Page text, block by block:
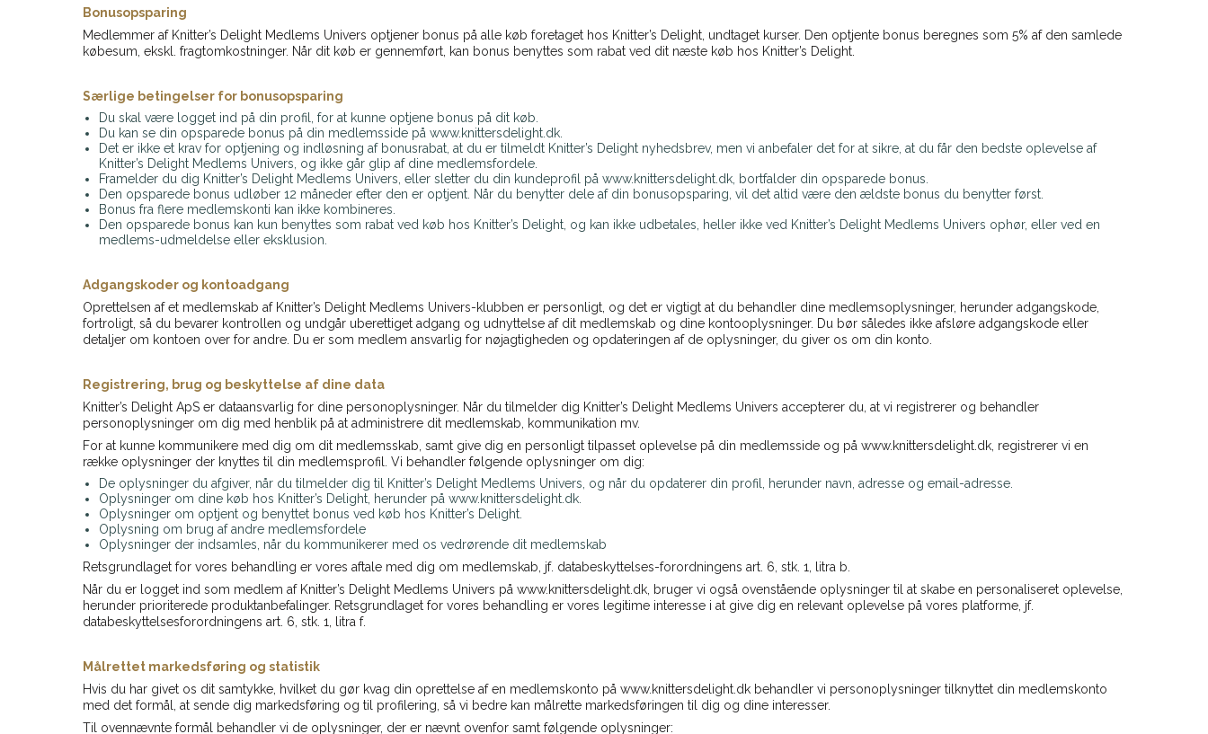
Bonusopsparing
Medlemmer af Knitter’s Delight Medlems Univers optjener bonus på alle køb foretaget hos Knitter’s Delight, undtaget kurser. Den optjente bonus beregnes som 5% af den samlede
købesum, ekskl. fragtomkostninger. Når dit køb er gennemført, kan bonus benyttes som rabat ved dit næste køb hos Knitter’s Delight.
Særlige betingelser for bonusopsparing
Du skal være logget ind på din profil, for at kunne optjene bonus på dit køb.
Du kan se din opsparede bonus på din medlemsside på www.knittersdelight.dk.
Det er ikke et krav for optjening og indløsning af bonusrabat, at du er tilmeldt Knitter’s Delight nyhedsbrev, men vi anbefaler det for at sikre, at du får den bedste oplevelse af
Knitter’s Delight Medlems Univers, og ikke går glip af dine medlemsfordele.
Framelder du dig Knitter’s Delight Medlems Univers, eller sletter du din kundeprofil på www.knittersdelight.dk, bortfalder din opsparede bonus.
Den opsparede bonus udløber 12 måneder efter den er optjent. Når du benytter dele af din bonusopsparing, vil det altid være den ældste bonus du benytter først.
Bonus fra flere medlemskonti kan ikke kombineres.
Den opsparede bonus kan kun benyttes som rabat ved køb hos Knitter’s Delight, og kan ikke udbetales, heller ikke ved Knitter’s Delight Medlems Univers ophør, eller ved en
medlems-udmeldelse eller eksklusion.
Adgangskoder og kontoadgang
Oprettelsen af et medlemskab af Knitter’s Delight Medlems Univers-klubben er personligt, og det er vigtigt at du behandler dine medlemsoplysninger, herunder adgangskode,
fortroligt, så du bevarer kontrollen og undgår uberettiget adgang og udnyttelse af dit medlemskab og dine kontooplysninger. Du bør således ikke afsløre adgangskode eller
detaljer om kontoen over for andre. Du er som medlem ansvarlig for nøjagtigheden og opdateringen af de oplysninger, du giver os om din konto.
Registrering, brug og beskyttelse af dine data
Knitter’s Delight ApS er dataansvarlig for dine personoplysninger. Når du tilmelder dig Knitter’s Delight Medlems Univers accepterer du, at vi registrerer og behandler
personoplysninger om dig med henblik på at administrere dit medlemskab, kommunikation mv.
For at kunne kommunikere med dig om dit medlemsskab, samt give dig en personligt tilpasset oplevelse på din medlemsside og på www.knittersdelight.dk, registrerer vi en
række oplysninger der knyttes til din medlemsprofil. Vi behandler følgende oplysninger om dig:
De oplysninger du afgiver, når du tilmelder dig til Knitter’s Delight Medlems Univers, og når du opdaterer din profil, herunder navn, adresse og email-adresse.
Oplysninger om dine køb hos Knitter’s Delight, herunder på www.knittersdelight.dk.
Oplysninger om optjent og benyttet bonus ved køb hos Knitter’s Delight.
Oplysning om brug af andre medlemsfordele
Oplysninger der indsamles, når du kommunikerer med os vedrørende dit medlemskab
Retsgrundlaget for vores behandling er vores aftale med dig om medlemskab, jf. databeskyttelses-forordningens art. 6, stk. 1, litra b.
Når du er logget ind som medlem af Knitter’s Delight Medlems Univers på www.knittersdelight.dk, bruger vi også ovenstående oplysninger til at skabe en personaliseret oplevelse,
herunder prioriterede produktanbefalinger. Retsgrundlaget for vores behandling er vores legitime interesse i at give dig en relevant oplevelse på vores platforme, jf.
databeskyttelsesforordningens art. 6, stk. 1, litra f.
Målrettet markedsføring og statistik
Hvis du har givet os dit samtykke, hvilket du gør kvag din oprettelse af en medlemskonto på www.knittersdelight.dk behandler vi personoplysninger tilknyttet din medlemskonto
med det formål, at sende dig markedsføring og til profilering, så vi bedre kan målrette markedsføringen til dig og dine interesser.
Til ovennævnte formål behandler vi de oplysninger, der er nævnt ovenfor samt følgende oplysninger: